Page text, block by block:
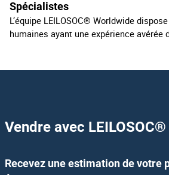
Spécialistes
L’équipe LEILOSOC® Worldwide
humaines ayant une expérience avérée
Vendre avec LEILOSOC®
Recevez une estimation de votre